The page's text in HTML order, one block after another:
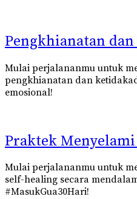
Pengkhianatan
Mulai perjalananmu untuk
pengkhianatan dan
emosional!
Praktek
Mulai perjalananmu untuk
self-healing secara
#MasukGua30Hari!